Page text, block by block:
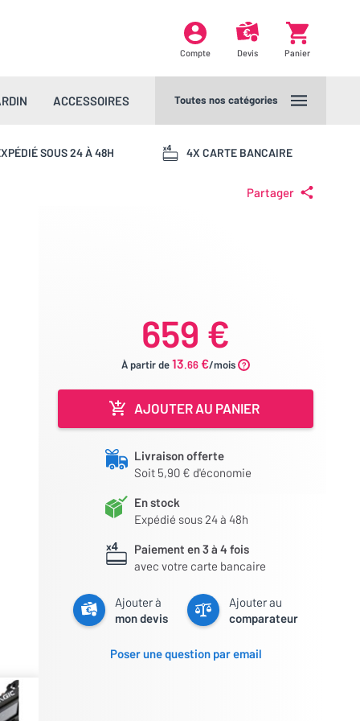
Compte Devis Panier
ACCESSOIRES Toutes nos catégories
SOUS 24 À 48H 4X CARTE BANCAIRE
Partager
659 €
À partir de13.66 €/mois
AJOUTER AU PANIER
Livraison offerte
Soit 5,90 € d'économie
En stock
Expédié sous 24 à 48h
Paiement en 3 à 4 fois
avec votre carte bancaire
Ajouter à
mon devis
Ajouter au
comparateur
Poser une question par email